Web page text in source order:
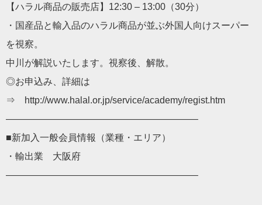
【ハラル商品の販売店】12:30 – 13:00（30分）
・国産品と輸入品のハラル商品が並ぶ外国人向けスーパー
を視察。
中川が解説いたします。視察後、解散。
◎お申込み、詳細は
⇒ http://www.halal.or.jp/service/academy/regist.htm
————————————————————–
■新加入一般会員情報（業種・エリア）
・輸出業 大阪府
————————————————————–